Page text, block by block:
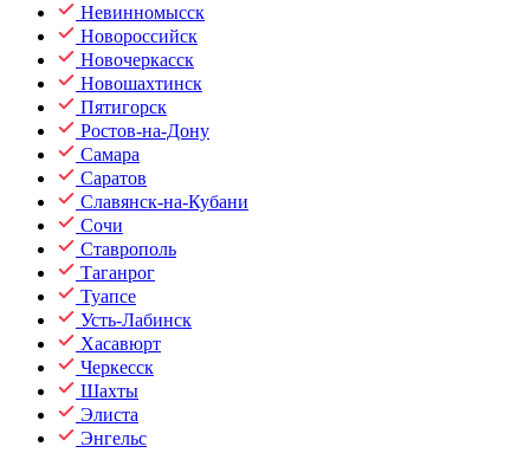
Невинномысск
Новороссийск
Новочеркасск
Новошахтинск
Пятигорск
Ростов-на-Дону
Самара
Саратов
Славянск-на-Кубани
Сочи
Ставрополь
Таганрог
Туапсе
Усть-Лабинск
Хасавюрт
Черкесск
Шахты
Элиста
Энгельс